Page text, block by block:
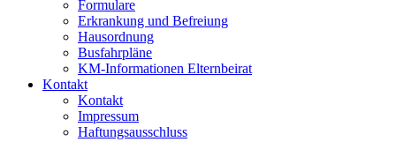
Formulare
Erkrankung und Befreiung
Hausordnung
Busfahrpläne
KM-Informationen Elternbeirat
Kontakt
Kontakt
Impressum
Haftungsausschluss